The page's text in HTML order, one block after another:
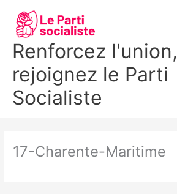
contenu
Renforcez l'union,
rejoignez le Parti
Socialiste
17-Charente-Maritime